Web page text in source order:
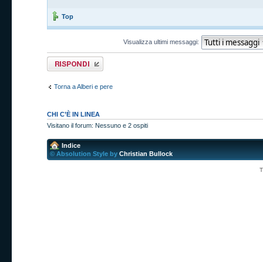
Top
Visualizza ultimi messaggi:
Rispondi al
messaggio
Torna a Alberi e pere
CHI C’È IN LINEA
Visitano il forum: Nessuno e 2 ospiti
Indice
© Absolution Style by Christian Bullock